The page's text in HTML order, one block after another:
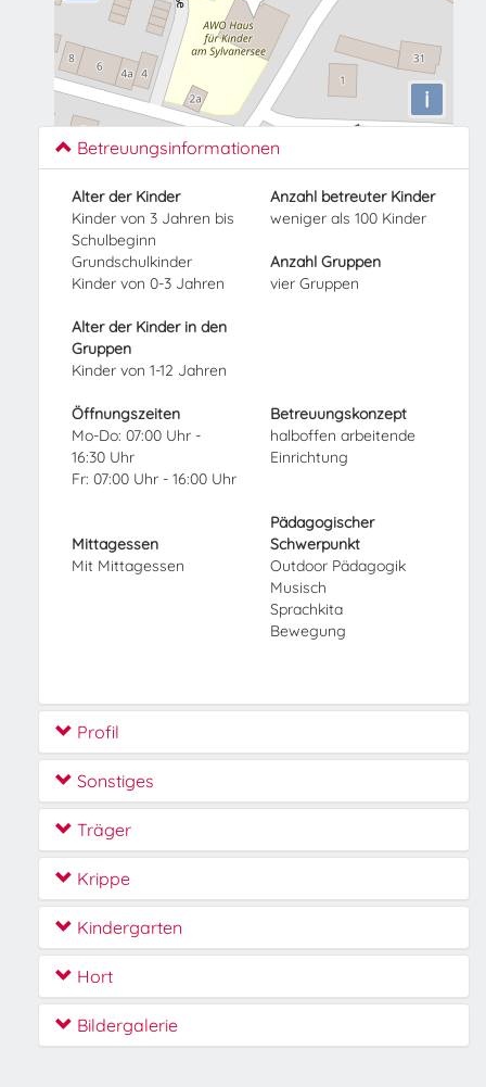
i
Betreuungsinformationen
Alter der Kinder
Kinder von 3 Jahren bis
Schulbeginn
Grundschulkinder
Kinder von 0-3 Jahren
Alter der Kinder in den
Gruppen
Kinder von 1-12 Jahren
Anzahl betreuter Kinder
weniger als 100 Kinder
Anzahl Gruppen
vier Gruppen
Öffnungszeiten
Mo-Do: 07:00 Uhr -
16:30 Uhr
Fr: 07:00 Uhr - 16:00 Uhr
Mittagessen
Mit Mittagessen
Betreuungskonzept
halboffen arbeitende
Einrichtung
Pädagogischer
Schwerpunkt
Outdoor Pädagogik
Musisch
Sprachkita
Bewegung
Profil
Sonstiges
Träger
Krippe
Kindergarten
Hort
Bildergalerie